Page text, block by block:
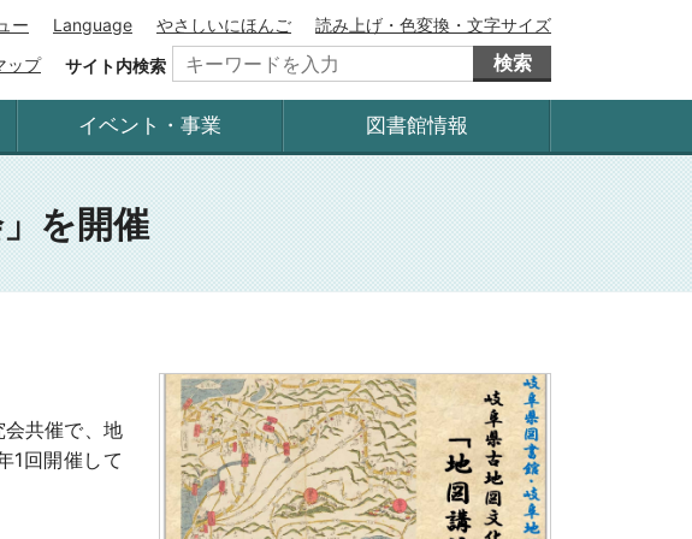
ー Language やさしいにほんご
読み上げ・色変換・文字サイズ
ップ
サイト内検索 検索
イベント・事業 図書館情報
を開催
共催で、地
1回開催して